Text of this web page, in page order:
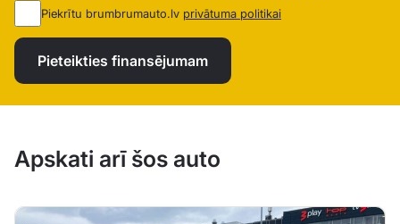
Piekrītu brumbrumauto.lv privātuma politikai
Pieteikties finansējumam
Apskati arī šos auto